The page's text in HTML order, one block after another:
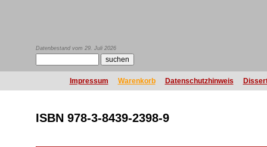
Datenbestand vom 29. Juli 2026
Impressum Warenkorb Datenschutzhinweis
ISBN 978-3-8439-2398-9